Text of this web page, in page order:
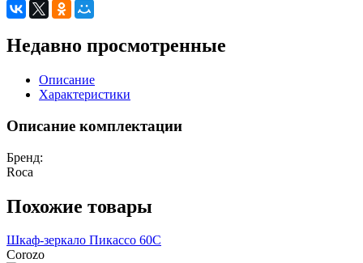
Недавно просмотренные
Описание
Характеристики
Описание комплектации
Бренд:
Roca
Похожие товары
Шкаф-зеркало Пикассо 60С
Corozo